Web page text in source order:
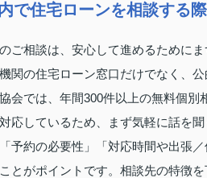
で住宅ローンを相談する
ご相談は、安心して進めるために
関の住宅ローン窓口だけでなく、
会では、年間300件以上の無料個
応しているため、まず気軽に話を
予約の必要性」「対応時間や出張
とがポイントです。相談先の特徴を